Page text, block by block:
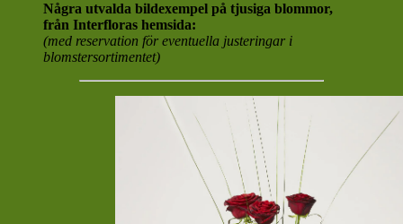
Några utvalda bildexempel på tjusiga blommor,
från Interfloras hemsida:
(med reservation för eventuella justeringar i
blomstersortimentet)